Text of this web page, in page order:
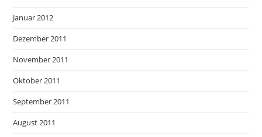
Januar 2012
Dezember 2011
November 2011
Oktober 2011
September 2011
August 2011